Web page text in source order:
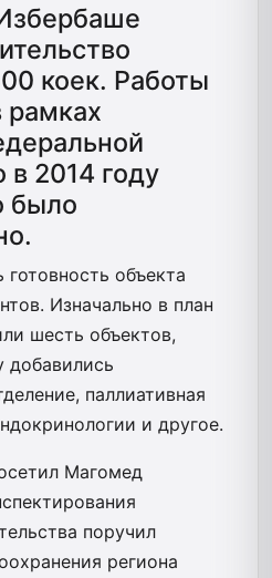
коек. Работы
рамках
2014 году
было
объекта
Изначально в план
шесть объектов,
добавились
паллиативная
и другое.
Магомед
поручил
региона